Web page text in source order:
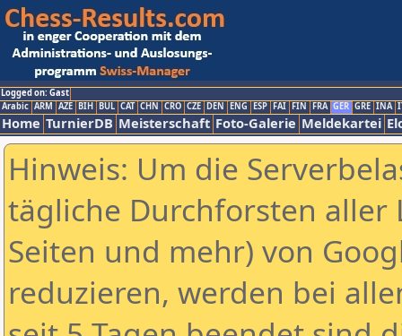
Logged on: Gast
Arabic ARM AZE BIH BUL CAT CHN CRO CZE DEN ENG ESP FAI FIN FRA GER GRE INA
Home TurnierDB Meisterschaft Foto-Galerie Meldekartei
Hinweis: Um die
tägliche Durchforsten aller
Seiten und mehr) von
reduzieren, werden bei